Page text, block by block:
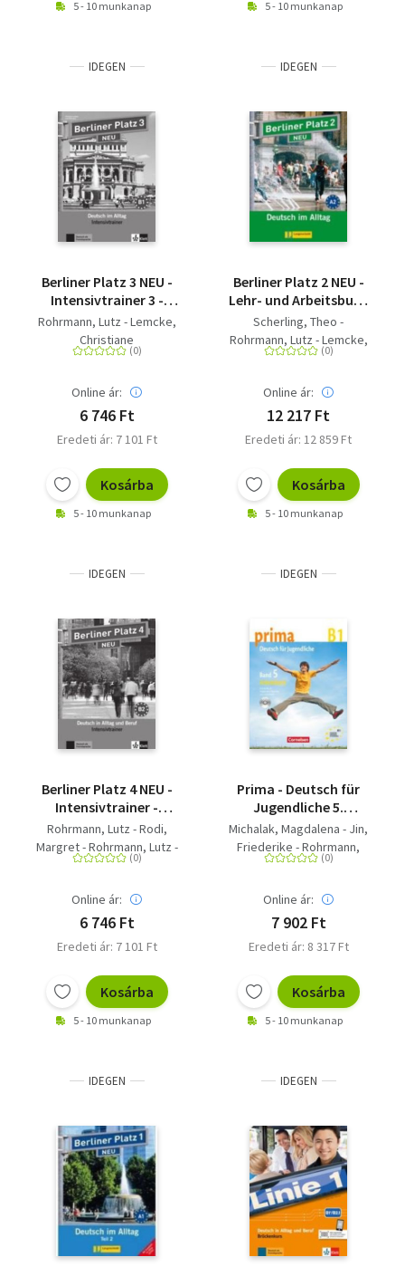
5 - 10 munkanap 5 - 10 munkanap
IDEGEN
Berliner Platz 3 NEU -
Intensivtrainer 3 -
Deutsch im Alltag
Rohrmann, Lutz - Lemcke,
Christiane
Online ár:
6 746 Ft
Eredeti ár: 7 101 Ft
Kosárba
5 - 10 munkanap
IDEGEN
Berliner Platz 2 NEU -
Lehr- und Arbeitsbuch
2 mit 2 Audio-CDs und
"Treffpunkt D-A-CH" -
Deutsch im Alltag
Scherling, Theo -
Rohrmann, Lutz - Lemcke,
Christiane
Online ár:
12 217 Ft
Eredeti ár: 12 859 Ft
Kosárba
5 - 10 munkanap
IDEGEN
Berliner Platz 4 NEU -
Intensivtrainer -
Deutsch in Alltag und
Beruf
Rohrmann, Lutz - Rodi,
Margret - Rohrmann, Lutz -
Rodi, Margret
Online ár:
6 746 Ft
Eredeti ár: 7 101 Ft
Kosárba
5 - 10 munkanap
IDEGEN
Prima - Deutsch für
Jugendliche 5.
Arbeitsbuch mit CD -
Europäischer
Referenzrahmen: B1
Michalak, Magdalena - Jin,
Friederike - Rohrmann,
Lutz
Online ár:
7 902 Ft
Eredeti ár: 8 317 Ft
Kosárba
5 - 10 munkanap
IDEGEN IDEGEN